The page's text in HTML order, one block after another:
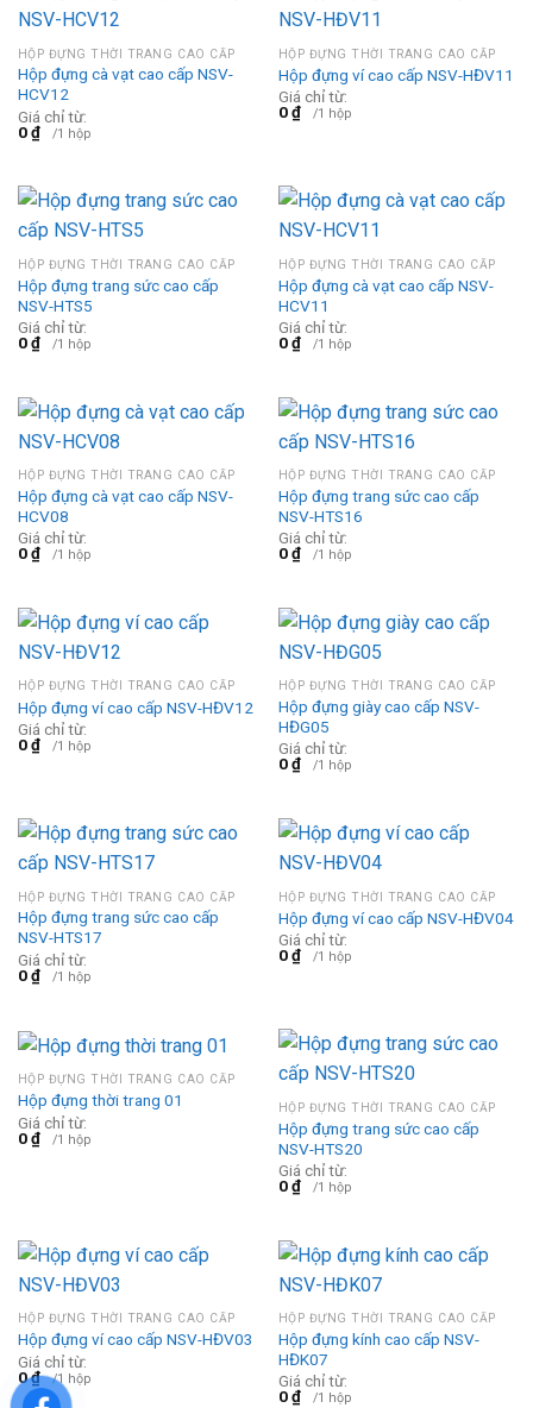
HỘP ĐỰNG THỜI TRANG CAO CẤP
Hộp đựng cà vạt cao cấp NSV-
HCV12
Giá chỉ từ:
0₫ /1 hộp
HỘP ĐỰNG THỜI TRANG CAO CẤP
Hộp đựng ví cao cấp NSV-HĐV11
Giá chỉ từ:
0₫ /1 hộp
HỘP ĐỰNG THỜI TRANG CAO CẤP
Hộp đựng trang sức cao cấp
NSV-HTS5
Giá chỉ từ:
0₫ /1 hộp
HỘP ĐỰNG THỜI TRANG CAO CẤP
Hộp đựng cà vạt cao cấp NSV-
HCV11
Giá chỉ từ:
0₫ /1 hộp
HỘP ĐỰNG THỜI TRANG CAO CẤP
Hộp đựng cà vạt cao cấp NSV-
HCV08
Giá chỉ từ:
0₫ /1 hộp
HỘP ĐỰNG THỜI TRANG CAO CẤP
Hộp đựng trang sức cao cấp
NSV-HTS16
Giá chỉ từ:
0₫ /1 hộp
HỘP ĐỰNG THỜI TRANG CAO CẤP
Hộp đựng ví cao cấp NSV-HĐV12
Giá chỉ từ:
0₫ /1 hộp
HỘP ĐỰNG THỜI TRANG CAO CẤP
Hộp đựng giày cao cấp NSV-
HĐG05
Giá chỉ từ:
0₫ /1 hộp
HỘP ĐỰNG THỜI TRANG CAO CẤP
Hộp đựng trang sức cao cấp
NSV-HTS17
Giá chỉ từ:
0₫ /1 hộp
HỘP ĐỰNG THỜI TRANG CAO CẤP
Hộp đựng ví cao cấp NSV-HĐV04
Giá chỉ từ:
0₫ /1 hộp
HỘP ĐỰNG THỜI TRANG CAO CẤP
Hộp đựng thời trang 01
Giá chỉ từ:
0₫ /1 hộp
HỘP ĐỰNG THỜI TRANG CAO CẤP
Hộp đựng trang sức cao cấp
NSV-HTS20
Giá chỉ từ:
0₫ /1 hộp
HỘP ĐỰNG THỜI TRANG CAO CẤP
Hộp đựng ví cao cấp NSV-HĐV03
Giá chỉ từ:
0₫ /1 hộp
HỘP ĐỰNG THỜI TRANG CAO CẤP
Hộp đựng kính cao cấp NSV-
HĐK07
Giá chỉ từ:
0₫ /1 hộp